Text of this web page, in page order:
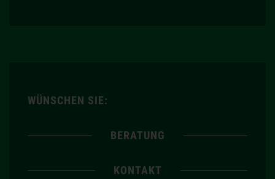
WÜNSCHEN SIE:
BERATUNG
KONTAKT